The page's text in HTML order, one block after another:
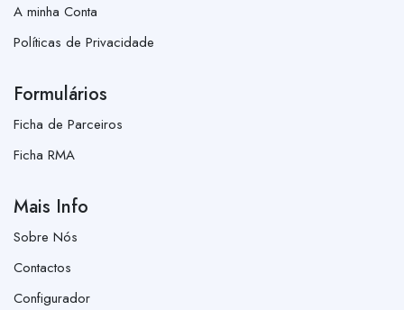
A minha Conta
Políticas de Privacidade
Formulários
Ficha de Parceiros
Ficha RMA
Mais Info
Sobre Nós
Contactos
Configurador